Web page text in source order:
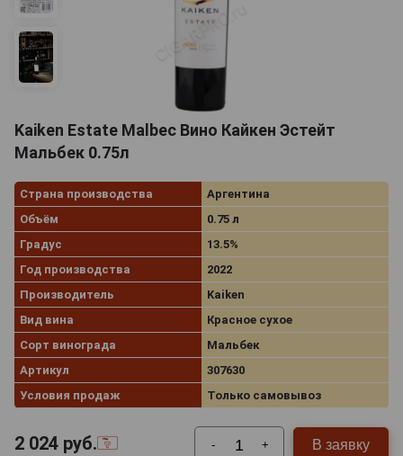
Kaiken Estate Malbec Вино Кайкен Эстейт
Мальбек 0.75л
Страна производства
Аргентина
Объём
0.75 л
Градус
13.5%
Год производства
2022
Производитель
Kaiken
Вид вина
Красное сухое
Сорт винограда
Мальбек
Артикул
307630
Условия продаж
Только самовывоз
2 024 руб. - + В заявку